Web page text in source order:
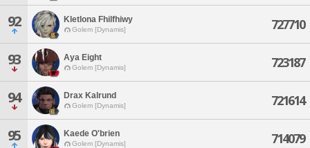
92 Kletlona Fhilfhiwy
Golem [Dynamis] 727710
93 Aya Eight
Golem [Dynamis] 723187
94 Drax Kalrund
Golem [Dynamis] 721614
95 Kaede O'brien
Golem [Dynamis] 714079